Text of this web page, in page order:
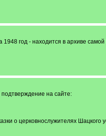
1948 год - находится в архиве
на сайте:
о церковнослужителях Шацкого